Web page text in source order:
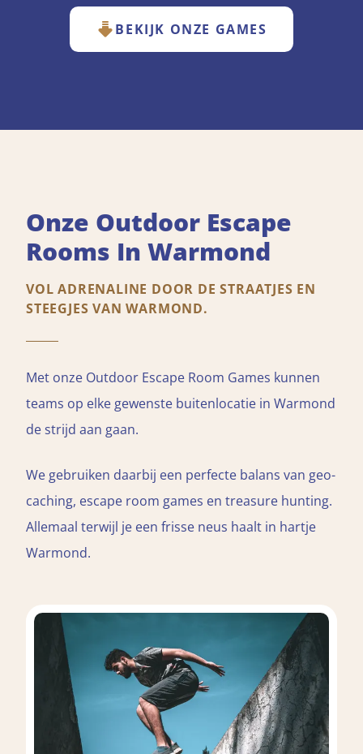
BEKIJK ONZE GAMES
Onze Outdoor Escape
Rooms In Warmond
VOL ADRENALINE DOOR DE STRAATJES EN
STEEGJES VAN WARMOND.
Met onze Outdoor Escape Room Games kunnen
teams op elke gewenste buitenlocatie in Warmond
de strijd aan gaan.
We gebruiken daarbij een perfecte balans van geo-
caching, escape room games en treasure hunting.
Allemaal terwijl je een frisse neus haalt in hartje
Warmond.